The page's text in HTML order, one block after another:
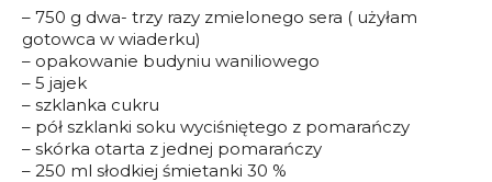
– 750 g dwa- trzy razy zmielonego sera ( użyłam
gotowca w wiaderku)
– opakowanie budyniu waniliowego
– 5 jajek
– szklanka cukru
– pół szklanki soku wyciśniętego z pomarańczy
– skórka otarta z jednej pomarańczy
– 250 ml słodkiej śmietanki 30 %